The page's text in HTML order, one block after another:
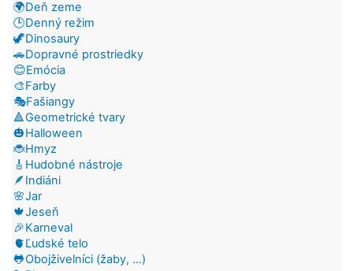
🌍Deň zeme
🕒Denný režim
🦖Dinosaury
🚗Dopravné prostriedky
😊Emócia
🎨Farby
🎭Fašiangy
🔺Geometrické tvary
🎃Halloween
🐞Hmyz
🎸Hudobné nástroje
🪶Indiáni
🌸Jar
🍁Jeseň
🎉Karneval
🫀Ľudské telo
🐸Obojživelníci (žaby, ...)